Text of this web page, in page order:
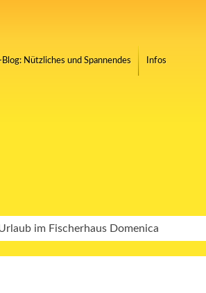
Nützliches und Spannendes Infos